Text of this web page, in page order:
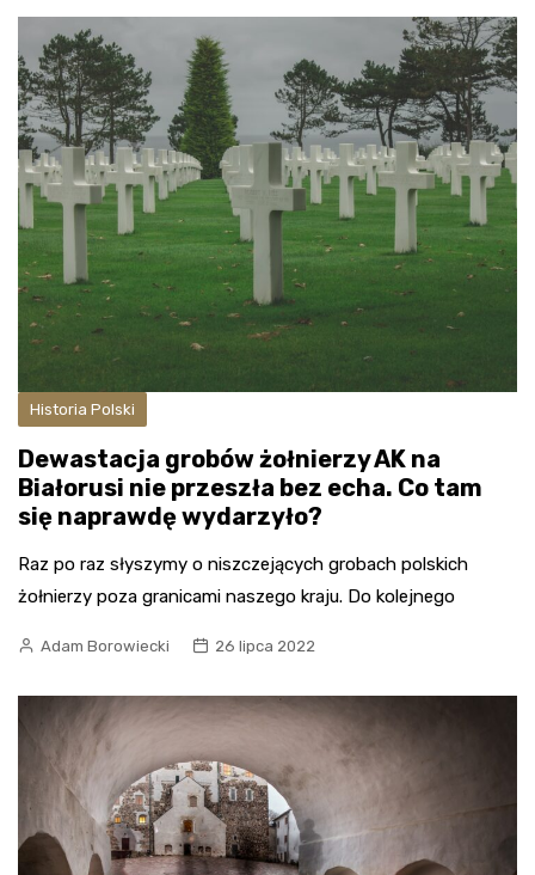
Historia Polski
Dewastacja grobów żołnierzy AK na
Białorusi nie przeszła bez echa. Co tam
się naprawdę wydarzyło?
Raz po raz słyszymy o niszczejących grobach polskich
żołnierzy poza granicami naszego kraju. Do kolejnego
Adam Borowiecki 26 lipca 2022